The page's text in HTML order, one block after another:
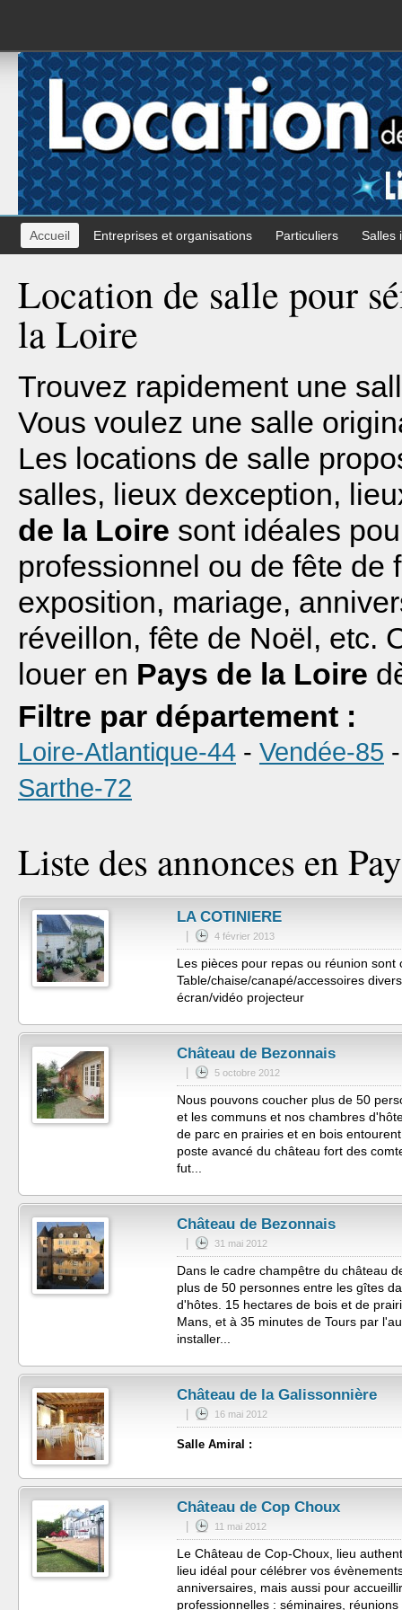
Accueil Entreprises et organisations Particuliers Salles
Location de salle pour
la Loire
Trouvez rapidement une
Vous voulez une salle
Les locations de salle
salles, lieux dexception,
de la Loire sont idéales
professionnel ou de fête de
exposition, mariage,
réveillon, fête de Noël, etc.
louer en Pays de la Loire
Filtre par département :
Loire-Atlantique-44 - Vendée-85
Sarthe-72
Liste des annonces en
LA COTINIERE
4 février 2013
Les pièces pour repas ou réunion sont
Table/chaise/canapé/accessoires
écran/vidéo projecteur
Château de Bezonnais
5 octobre 2012
Nous pouvons coucher plus de 50
et les communs et nos chambres
de parc en prairies et en bois
poste avancé du château fort des
fut...
Château de Bezonnais
31 mai 2012
Dans le cadre champêtre du château
plus de 50 personnes entre les gîtes
d'hôtes. 15 hectares de bois et de
Mans, et à 35 minutes de Tours par
installer...
Château de la Galissonnière
16 mai 2012
Salle Amiral :
Château de Cop Choux
11 mai 2012
Le Château de Cop-Choux, lieu
lieu idéal pour célébrer vos
anniversaires, mais aussi pour
professionnelles : séminaires,